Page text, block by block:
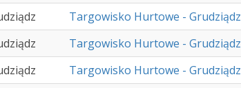
Targowisko Hurtowe - Grudziądz
Targowisko Hurtowe - Grudziądz
Targowisko Hurtowe - Grudziądz